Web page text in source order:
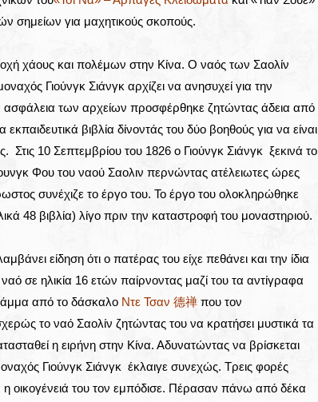
σημείων για μαχητικούς σκοπούς.
χάους και πολέμων στην Κίνα. Ο ναός των Σαολίν
Γιούνγκ Σιάνγκ αρχίζει να ανησυχεί για την
ασφάλεια των αρχείων προσφέρθηκε ζητώντας άδεια από
βιβλία δίνοντάς του δύο βοηθούς για να είναι
Στις 10 Σεπτεμβρίου του 1826 ο Γιούνγκ Σιάνγκ ξεκινά το
Φου του ναού Σαολιν περνώντας ατέλειωτες ώρες
συνέχιζε το έργο του. Το έργο του ολοκληρώθηκε
48 βιβλία) λίγο πριν την καταστροφή του μοναστηριού.
είδηση ότι ο πατέρας του είχε πεθάνει και την ίδια
σε ηλικία 16 ετών παίρνοντας μαζί του τα αντίγραφα
από το δάσκαλο Ντε Τσαν 德禅 που τον
το ναό Σαολίν ζητώντας του να κρατήσει μυστικά τα
η ειρήνη στην Κίνα. Αδυνατώντας να βρίσκεται
Γιούνγκ Σιάνγκ έκλαιγε συνεχώς. Τρεις φορές
οικογένειά του τον εμπόδισε. Πέρασαν πάνω από δέκα